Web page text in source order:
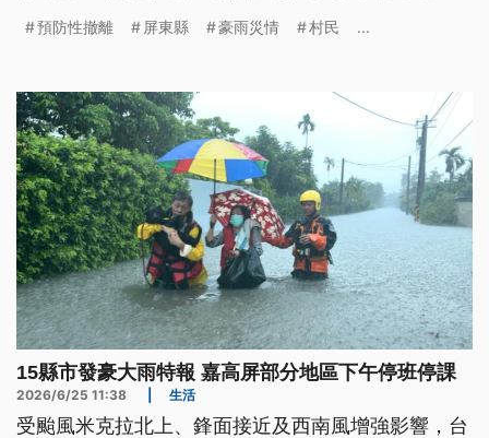
預防性撤離 屏東縣 豪雨災情 村民 ...
15縣市發豪大雨特報 嘉高屏部分地區下午停班停課
2026/6/25 11:38 生活
受颱風米克拉北上、鋒面接近及西南風增強影響，台